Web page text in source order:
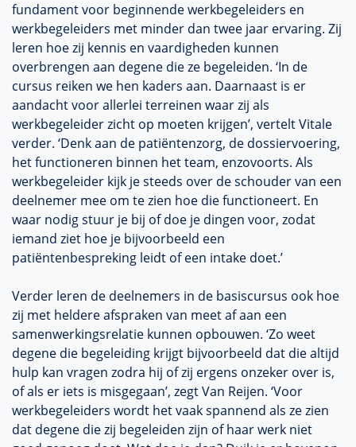
fundament voor beginnende werkbegeleiders en
werkbegeleiders met minder dan twee jaar ervaring. Zij
leren hoe zij kennis en vaardigheden kunnen
overbrengen aan degene die ze begeleiden. ‘In de
cursus reiken we hen kaders aan. Daarnaast is er
aandacht voor allerlei terreinen waar zij als
werkbegeleider zicht op moeten krijgen’, vertelt Vitale
verder. ‘Denk aan de patiëntenzorg, de dossiervoering,
het functioneren binnen het team, enzovoorts. Als
werkbegeleider kijk je steeds over de schouder van een
deelnemer mee om te zien hoe die functioneert. En
waar nodig stuur je bij of doe je dingen voor, zodat
iemand ziet hoe je bijvoorbeeld een
patiëntenbespreking leidt of een intake doet.’
Verder leren de deelnemers in de basiscursus ook hoe
zij met heldere afspraken van meet af aan een
samenwerkingsrelatie kunnen opbouwen. ‘Zo weet
degene die begeleiding krijgt bijvoorbeeld dat die altijd
hulp kan vragen zodra hij of zij ergens onzeker over is,
of als er iets is misgegaan’, zegt Van Reijen. ‘Voor
werkbegeleiders wordt het vaak spannend als ze zien
dat degene die zij begeleiden zijn of haar werk niet